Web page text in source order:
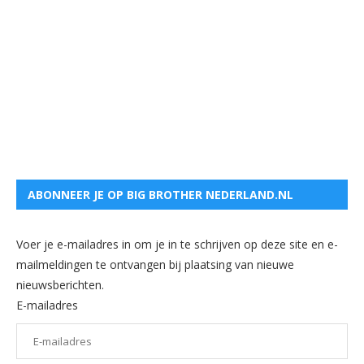
ABONNEER JE OP BIG BROTHER NEDERLAND.NL
Voer je e-mailadres in om je in te schrijven op deze site en e-
mailmeldingen te ontvangen bij plaatsing van nieuwe
nieuwsberichten.
E-mailadres